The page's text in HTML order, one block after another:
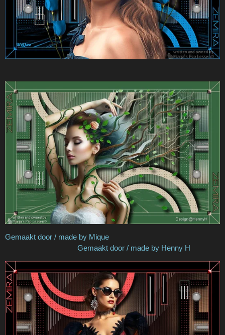
Gemaakt door / made by Mique
Gemaakt door / made by Henny H